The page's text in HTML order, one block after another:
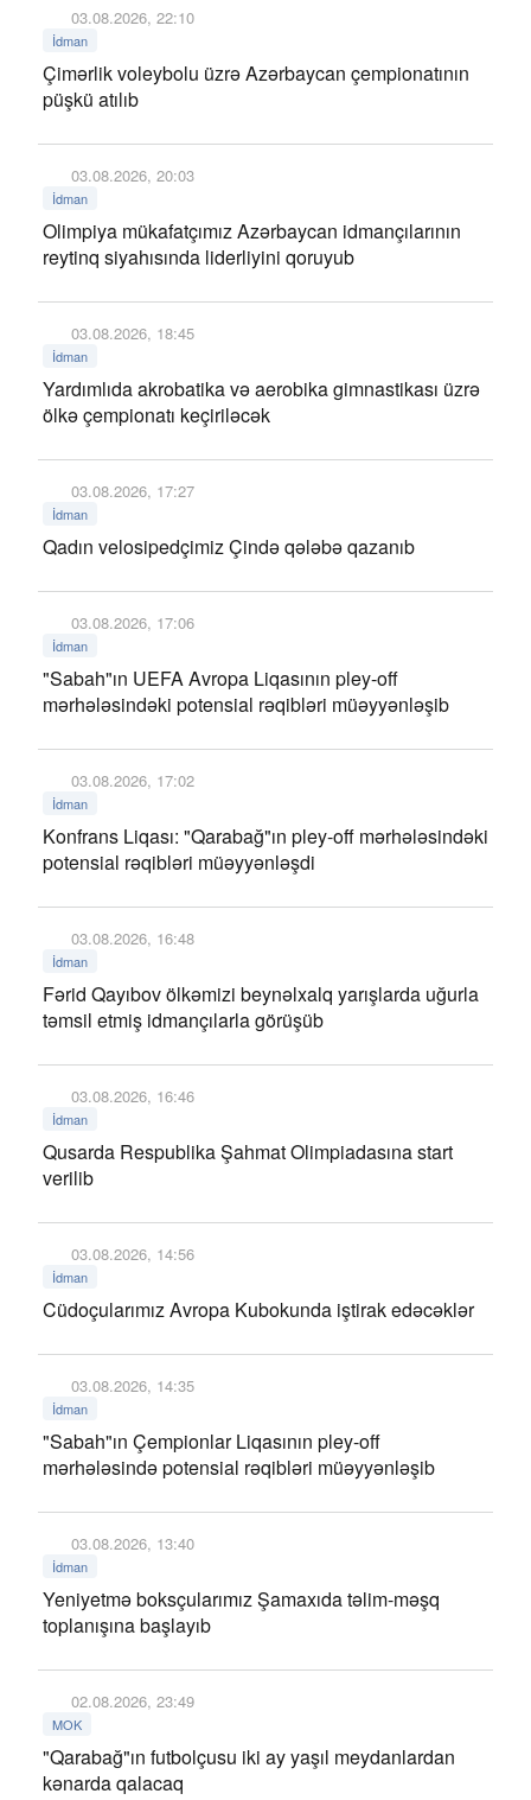
03.08.2026, 22:10
İdman
Çimərlik voleybolu üzrə Azərbaycan çempionatının
püşkü atılıb
03.08.2026, 20:03
İdman
Olimpiya mükafatçımız Azərbaycan idmançılarının
reytinq siyahısında liderliyini qoruyub
03.08.2026, 18:45
İdman
Yardımlıda akrobatika və aerobika gimnastikası üzrə
ölkə çempionatı keçiriləcək
03.08.2026, 17:27
İdman
Qadın velosipedçimiz Çində qələbə qazanıb
03.08.2026, 17:06
İdman
"Sabah"ın UEFA Avropa Liqasının pley-off
mərhələsindəki potensial rəqibləri müəyyənləşib
03.08.2026, 17:02
İdman
Konfrans Liqası: "Qarabağ"ın pley-off mərhələsindəki
potensial rəqibləri müəyyənləşdi
03.08.2026, 16:48
İdman
Fərid Qayıbov ölkəmizi beynəlxalq yarışlarda uğurla
təmsil etmiş idmançılarla görüşüb
03.08.2026, 16:46
İdman
Qusarda Respublika Şahmat Olimpiadasına start
verilib
03.08.2026, 14:56
İdman
Cüdoçularımız Avropa Kubokunda iştirak edəcəklər
03.08.2026, 14:35
İdman
"Sabah"ın Çempionlar Liqasının pley-off
mərhələsində potensial rəqibləri müəyyənləşib
03.08.2026, 13:40
İdman
Yeniyetmə boksçularımız Şamaxıda təlim-məşq
toplanışına başlayıb
02.08.2026, 23:49
MOK
"Qarabağ"ın futbolçusu iki ay yaşıl meydanlardan
kənarda qalacaq